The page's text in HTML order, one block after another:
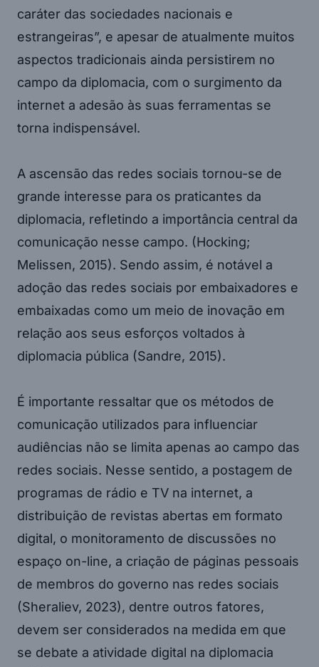
caráter das sociedades nacionais e
estrangeiras”, e apesar de atualmente muitos
aspectos tradicionais ainda persistirem no
campo da diplomacia, com o surgimento da
internet a adesão às suas ferramentas se
torna indispensável.
A ascensão das redes sociais tornou-se de
grande interesse para os praticantes da
diplomacia, refletindo a importância central da
comunicação nesse campo. (Hocking;
Melissen, 2015). Sendo assim, é notável a
adoção das redes sociais por embaixadores e
embaixadas como um meio de inovação em
relação aos seus esforços voltados à
diplomacia pública (Sandre, 2015).
É importante ressaltar que os métodos de
comunicação utilizados para influenciar
audiências não se limita apenas ao campo das
redes sociais. Nesse sentido, a postagem de
programas de rádio e TV na internet, a
distribuição de revistas abertas em formato
digital, o monitoramento de discussões no
espaço on-line, a criação de páginas pessoais
de membros do governo nas redes sociais
(Sheraliev, 2023), dentre outros fatores,
devem ser considerados na medida em que
se debate a atividade digital na diplomacia